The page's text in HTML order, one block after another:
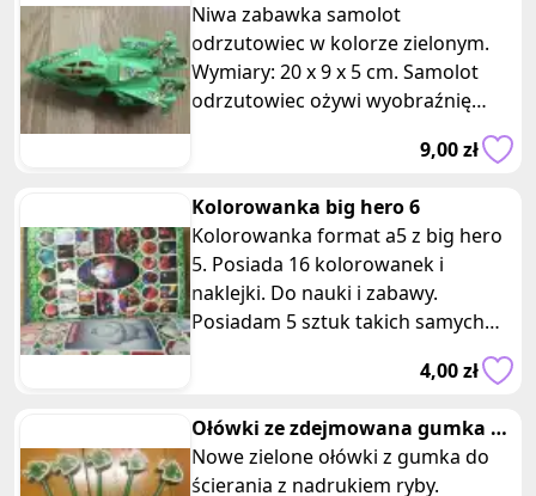
jeżdżący zielony
Niwa zabawka samolot
odrzutowiec w kolorze zielonym.
Wymiary: 20 x 9 x 5 cm. Samolot
odrzutowiec ożywi wyobraźnię
dzieci i zapewni im niezapomniane
9,00 zł
Kolorowanka big hero 6
Kolorowanka format a5 z big hero
5. Posiada 16 kolorowanek i
naklejki. Do nauki i zabawy.
Posiadam 5 sztuk takich samych
kolorowanek, oferta dotyczy jednej
4,00 zł
Ołówki ze zdejmowana gumka do
ścierania 5 szt
Nowe zielone ołówki z gumka do
ścierania z nadrukiem ryby.